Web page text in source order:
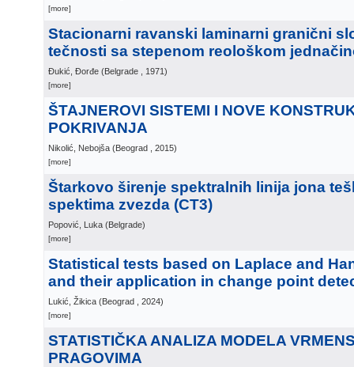
[more]
Stacionarni ravanski laminarni granični
tečnosti sa stepenom reološkom
Đukić, Đorđe (Belgrade , 1971)
[more]
ŠTAJNEROVI SISTEMI I NOVE
POKRIVANJA
Nikolić, Nebojša (Beograd , 2015)
[more]
Štarkovo širenje spektralnih linija jona
spektima zvezda (CT3)
Popović, Luka (Belgrade)
[more]
Statistical tests based on Laplace and
and their application in change point
Lukić, Žikica (Beograd , 2024)
[more]
STATISTIČKA ANALIZA MODELA
PRAGOVIMA